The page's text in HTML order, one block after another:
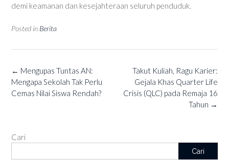
demi keamanan dan kesejahteraan seluruh penduduk.
Posted in Berita
Post
navigation
Takut Kuliah, Ragu Karier:
Gejala Khas Quarter Life
Crisis (QLC) pada Remaja 16
Tahun →
← Mengupas Tuntas AN:
Mengapa Sekolah Tak Perlu
Cemas Nilai Siswa Rendah?
Cari
Cari